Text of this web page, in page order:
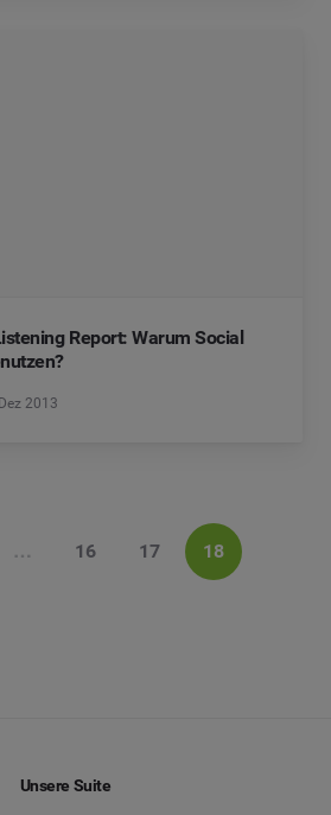
Report: Warum Social
2013
… 16 17 18
Unsere Suite